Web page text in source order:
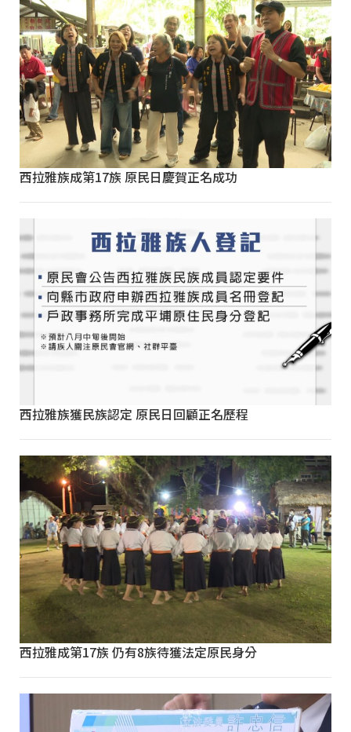
西拉雅族成第17族 原民日慶賀正名成功
西拉雅族獲民族認定 原民日回顧正名歷程
西拉雅成第17族 仍有8族待獲法定原民身分